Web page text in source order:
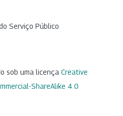
Serviço Público
sob uma licença Creative
ShareAlike 4.0